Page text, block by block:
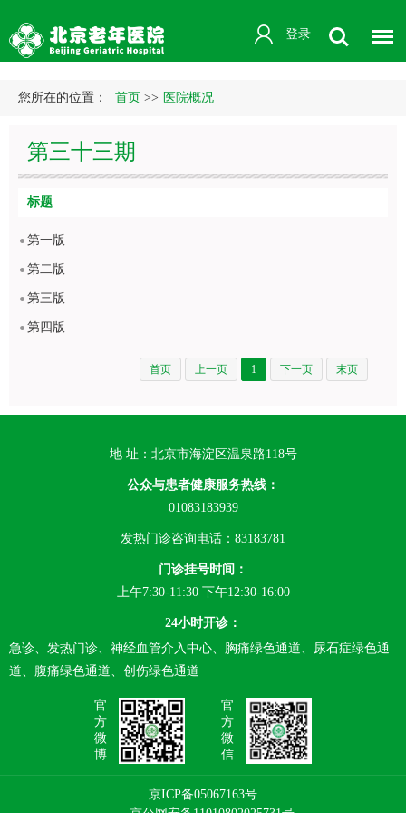
登录
您所在的位置： 首页 >> 医院概况
第三十三期
标题
第一版
第二版
第三版
第四版
首页 上一页 1 下一页 末页
地 址：北京市海淀区温泉路118号
公众与患者健康服务热线：
01083183939
发热门诊咨询电话：83183781
门诊挂号时间：
上午7:30-11:30 下午12:30-16:00
24小时开诊：
急诊、发热门诊、神经血管介入中心、胸痛绿色通道、尿石症绿色通
道、腹痛绿色通道、创伤绿色通道
官
方
微
博
官
方
微
信
京ICP备05067163号